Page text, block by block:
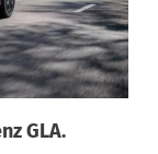
GLA.